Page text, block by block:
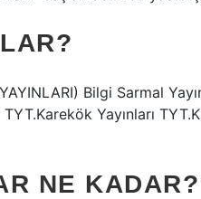
Bilgi Sarmal
Yayınları
NE KADAR?